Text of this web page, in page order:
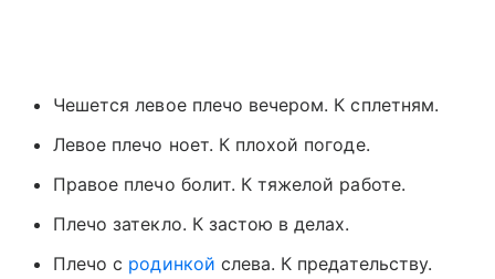
Чешется левое плечо вечером. К сплетням.
Левое плечо ноет. К плохой погоде.
Правое плечо болит. К тяжелой работе.
Плечо затекло. К застою в делах.
Плечо с родинкой слева. К предательству.